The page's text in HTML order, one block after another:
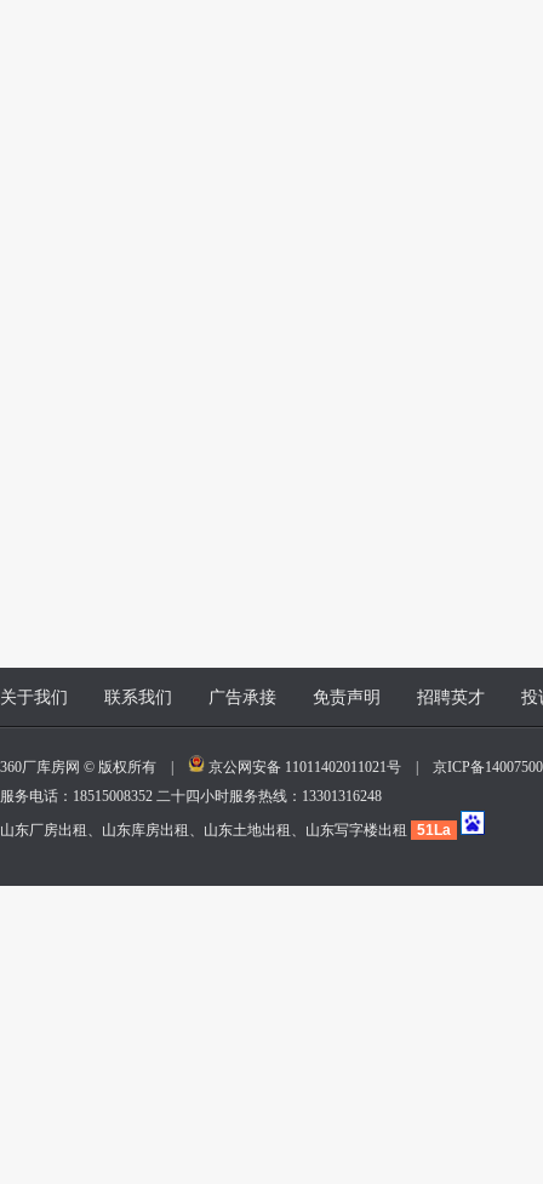
关于我们 联系我们 广告承接 免责声明 招聘英才 投
360厂库房网 © 版权所有 | 京公网安备 11011402011021号
京ICP备
服务电话：18515008352 二十四小时服务热线：13301316248
山东厂房出租、山东库房出租、山东土地出租、山东写字楼出租
51La